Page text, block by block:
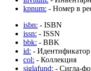
kpnum: - Номер в
isbn: - ISBN
issn: - ISSN
bbk: - BBK
id: - Идентификатор
col: - Коллекция
siglafund: - Сигла-